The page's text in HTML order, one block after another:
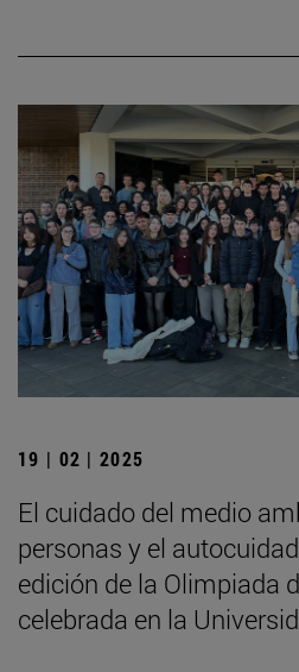
19 | 02 | 2025
El cuidado del medio
personas y el
edición de la Olimpiada
celebrada en la